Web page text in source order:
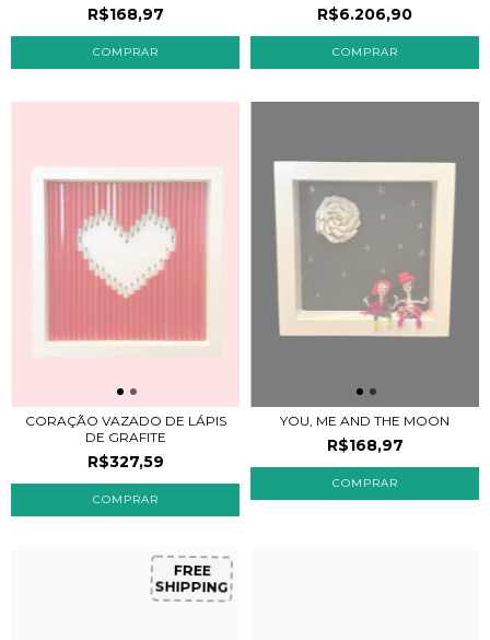
R$168,97 R$6.206,90
CORAÇÃO VAZADO DE LÁPIS
DE GRAFITE
R$327,59
YOU, ME AND THE MOON
R$168,97
FREE
SHIPPING